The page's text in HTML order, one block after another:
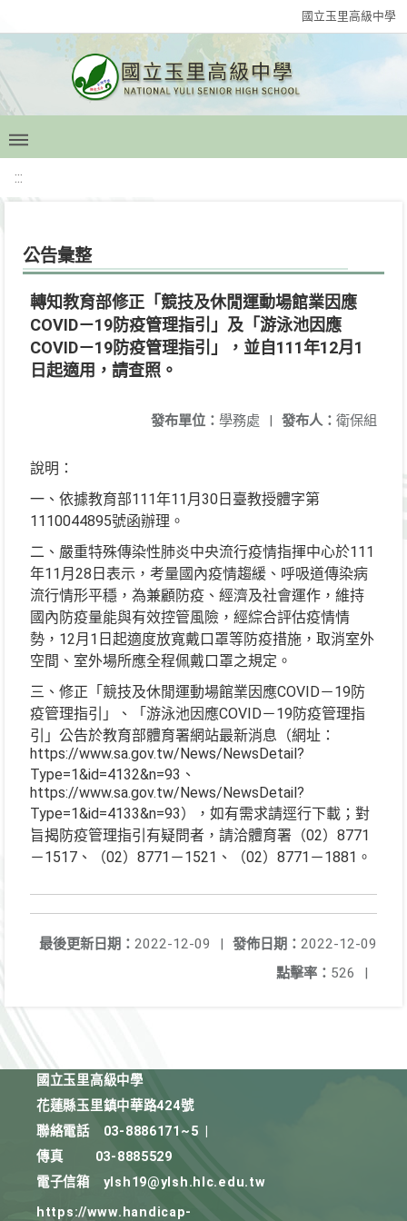
國立玉里高級中學
:::
公告彙整
轉知教育部修正「競技及休閒運動場館業因應
COVID－19防疫管理指引」及「游泳池因應
COVID－19防疫管理指引」，並自111年12月1
日起適用，請查照。
發布人： 衛保組
發布單位： 學務處 |
說明：
一、依據教育部111年11月30日臺教授體字第
1110044895號函辦理。
二、嚴重特殊傳染性肺炎中央流行疫情指揮中心於111
年11月28日表示，考量國內疫情趨緩、呼吸道傳染病
流行情形平穩，為兼顧防疫、經濟及社會運作，維持
國內防疫量能與有效控管風險，經綜合評估疫情情
勢，12月1日起適度放寬戴口罩等防疫措施，取消室外
空間、室外場所應全程佩戴口罩之規定。
三、修正「競技及休閒運動場館業因應COVID－19防
疫管理指引」、「游泳池因應COVID－19防疫管理指
引」公告於教育部體育署網站最新消息（網址：
https://www.sa.gov.tw/News/NewsDetail?
Type=1&id=4132&n=93、
https://www.sa.gov.tw/News/NewsDetail?
Type=1&id=4133&n=93），如有需求請逕行下載；對
旨揭防疫管理指引有疑問者，請洽體育署（02）8771
－1517、（02）8771－1521、（02）8771－1881。
發佈日期： 2022-12-09
最後更新日期： 2022-12-09
|
點擊率： 526 |
國立玉里高級中學
花蓮縣玉里鎮中華路424號
聯絡電話
03-8886171~5
傳真
03-8885529
電子信箱
ylsh19@ylsh.hlc.edu.tw
https://www.handicap-